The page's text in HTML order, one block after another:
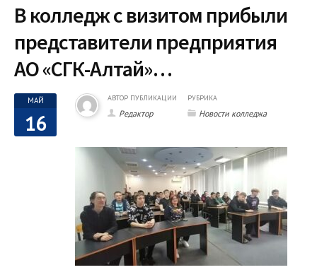
В колледж с визитом прибыли
представители предприятия
АО «СГК-Алтай»…
МАЙ
16
АВТОР ПУБЛИКАЦИИ
Редактор
РУБРИКА
Новости колледжа